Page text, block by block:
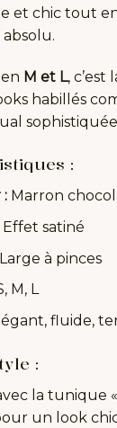
et chic tout
M et L, c’est
habillés
:
Marron
satiné
à pinces
M, L
fluide,
:
la tunique
un look